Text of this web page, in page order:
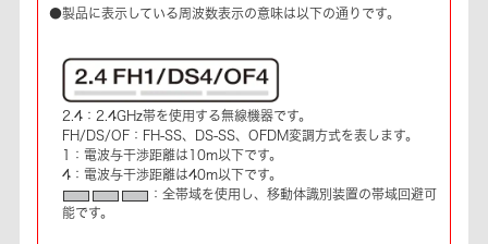
●製品に表示している周波数表示の意味は以下の通りです。
2.4：2.4GHz帯を使用する無線機器です。
FH/DS/OF：FH-SS、DS-SS、OFDM変調方式を表します。
1：電波与干渉距離は10m以下です。
4：電波与干渉距離は40m以下です。
：全帯域を使用し、移動体識別装置の帯域回避可
能です。